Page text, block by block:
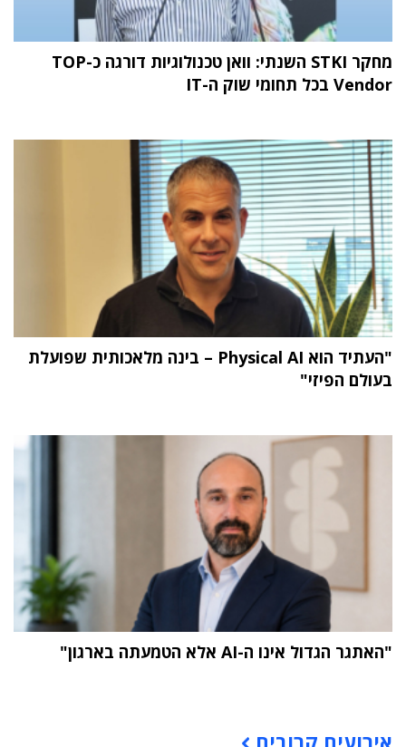
מחקר STKI השנתי: וואן טכנולוגיות דורגה כ-TOP
Vendor בכל תחומי שוק ה-IT
"העתיד הוא Physical AI – בינה מלאכותית שפועלת
בעולם הפיזי"
"האתגר הגדול אינו ה-AI אלא הטמעתה בארגון"
אירועים קרובים